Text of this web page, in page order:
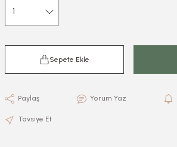
Sepete Ekle
Yorum Yaz
Tavsiye Et
Paylaş